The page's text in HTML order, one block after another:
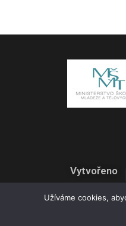
Vytvořeno
Užíváme cookies,